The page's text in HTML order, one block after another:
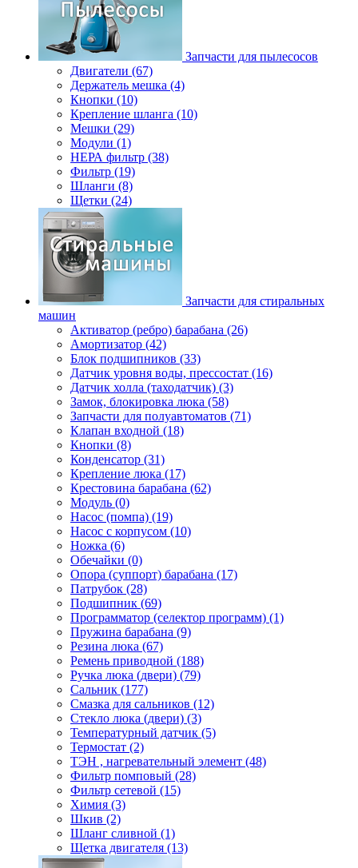
Запчасти для пылесосов
Двигатели (67)
Держатель мешка (4)
Кнопки (10)
Крепление шланга (10)
Мешки (29)
Модули (1)
НЕРА фильтр (38)
Фильтр (19)
Шланги (8)
Щетки (24)
Запчасти для стиральных
машин
Активатор (ребро) барабана (26)
Амортизатор (42)
Блок подшипников (33)
Датчик уровня воды, прессостат (16)
Датчик холла (таходатчик) (3)
Замок, блокировка люка (58)
Запчасти для полуавтоматов (71)
Клапан входной (18)
Кнопки (8)
Конденсатор (31)
Крепление люка (17)
Крестовина барабана (62)
Модуль (0)
Насос (помпа) (19)
Насос c корпусом (10)
Ножка (6)
Обечайки (0)
Опора (суппорт) барабана (17)
Патрубок (28)
Подшипник (69)
Программатор (селектор программ) (1)
Пружина барабана (9)
Резина люка (67)
Ремень приводной (188)
Ручка люка (двери) (79)
Сальник (177)
Смазка для сальников (12)
Стекло люка (двери) (3)
Температурный датчик (5)
Термостат (2)
ТЭН , нагревательный элемент (48)
Фильтр помповый (28)
Фильтр сетевой (15)
Химия (3)
Шкив (2)
Шланг сливной (1)
Щетка двигателя (13)